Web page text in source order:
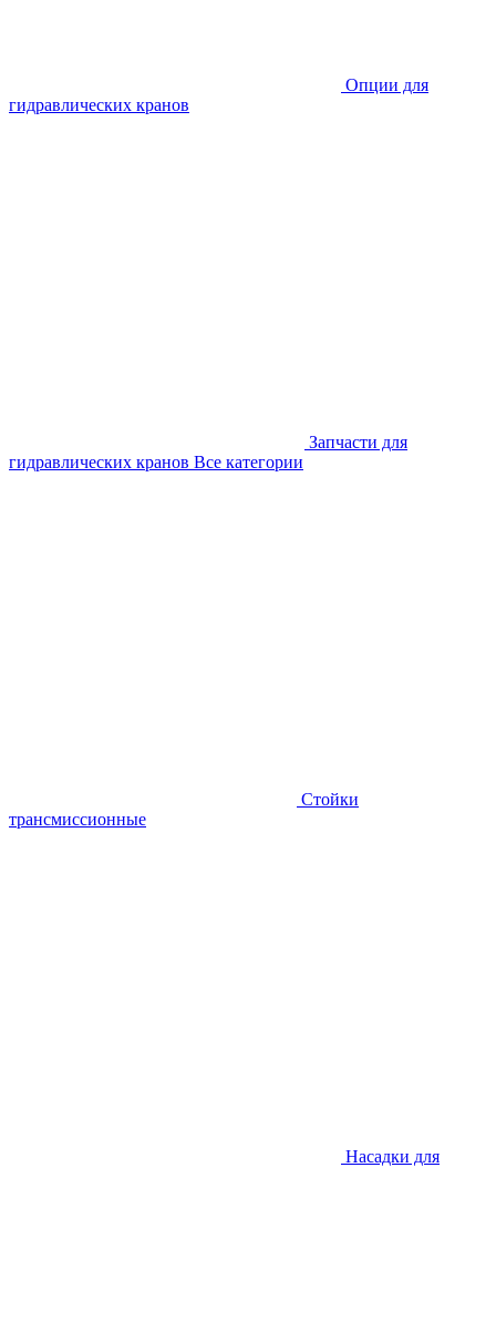
Опции для
гидравлических кранов
Запчасти для
гидравлических кранов Все категории
Стойки
трансмиссионные
Насадки для